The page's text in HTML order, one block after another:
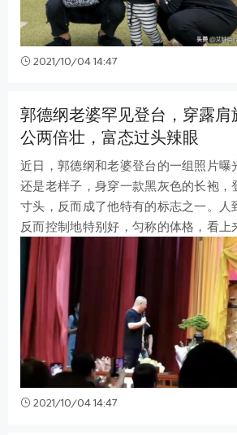
2021/10/04 14:47
郭德纲老婆罕见登台，穿露肩
公两倍壮，富态过头辣眼
近日，郭德纲和老婆登台的一组照片曝
还是老样子，身穿一款黑灰色的长袍，
寸头，反而成了他特有的标志之一。人
反而控制地特别好，匀称的体格，看上
穿起长袍来也多了一份文人的儒雅气
2021/10/04 14:47